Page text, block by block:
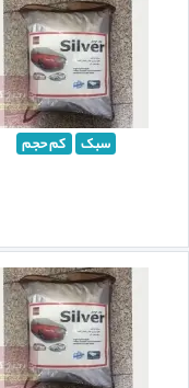
سبک کم حجم